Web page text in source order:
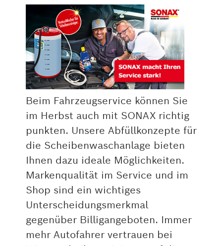
Beim Fahrzeugservice können Sie
im Herbst auch mit SONAX richtig
punkten. Unsere Abfüllkonzepte für
die Scheibenwaschanlage bieten
Ihnen dazu ideale Möglichkeiten.
Markenqualität im Service und im
Shop sind ein wichtiges
Unterscheidungsmerkmal
gegenüber Billigangeboten. Immer
mehr Autofahrer vertrauen bei